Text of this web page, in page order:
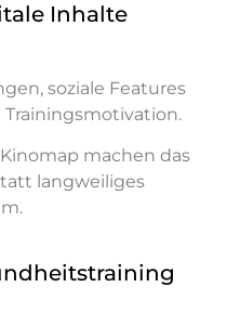
Inhalte
soziale Features
machen das
langweiliges